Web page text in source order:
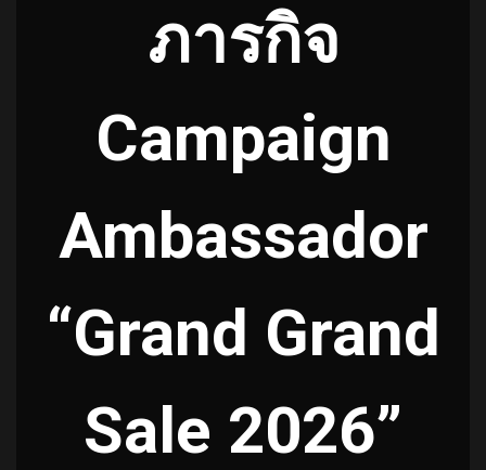
ภารกิจ
Campaign
Ambassador
“Grand Grand
Sale 2026”